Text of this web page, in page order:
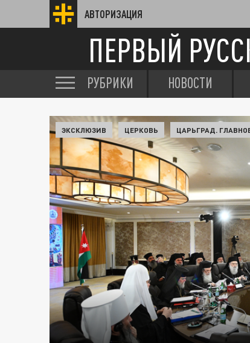
АВТОРИЗАЦИЯ
ПЕРВЫЙ
РУБРИКИ НОВОСТИ
ЭКСКЛЮЗИВ ЦЕРКОВЬ ЦАРЬГРАД.